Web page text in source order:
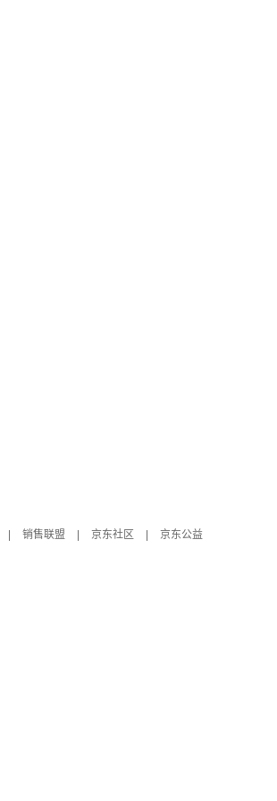
销售联盟 京东社区
京东公益